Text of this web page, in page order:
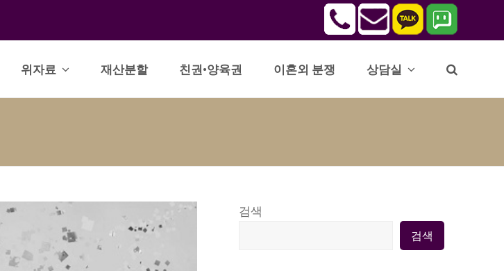
위자료 재산분할 친권•양육권 이혼외 분쟁 상담실
검색
검색